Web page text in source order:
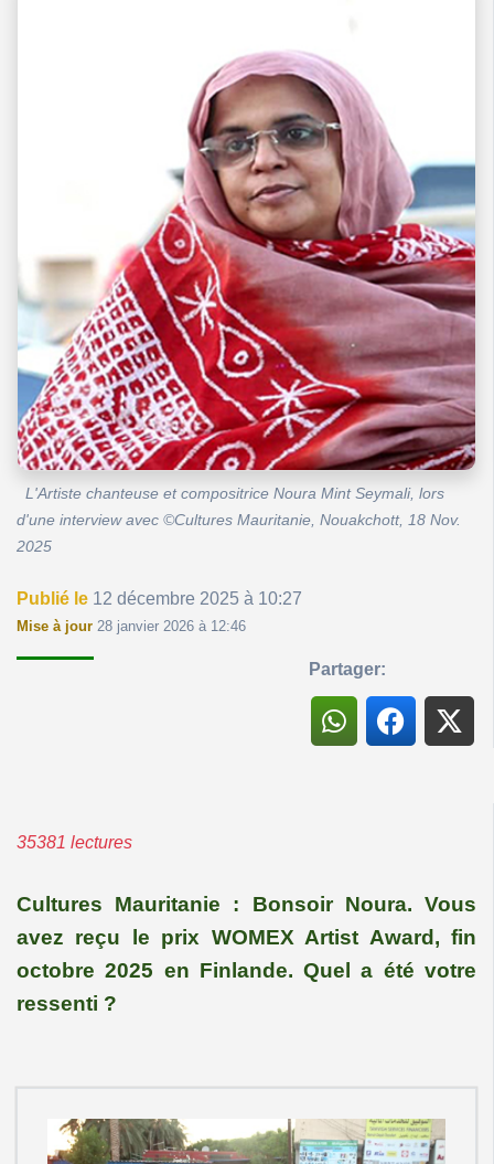
L'Artiste chanteuse et compositrice Noura Mint Seymali, lors
d'une interview avec ©Cultures Mauritanie, Nouakchott, 18 Nov.
2025
Publié le 12 décembre 2025 à 10:27
Mise à jour 28 janvier 2026 à 12:46
Partager:
35381 lectures
Cultures Mauritanie : Bonsoir Noura. Vous
avez reçu le prix WOMEX Artist Award, fin
octobre 2025 en Finlande. Quel a été votre
ressenti ?